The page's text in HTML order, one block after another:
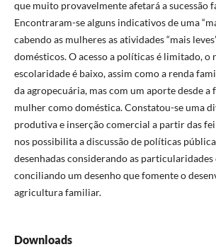
que muito provavelmente afetará a sucessão
Encontraram-se alguns indicativos de uma
cabendo as mulheres as atividades “mais
domésticos. O acesso a políticas é limitado, o
escolaridade é baixo, assim como a renda
da agropecuária, mas com um aporte desde
mulher como doméstica. Constatou-se uma
produtiva e inserção comercial a partir das
nos possibilita a discussão de políticas
desenhadas considerando as
conciliando um desenho que fomente o
agricultura familiar.
Downloads